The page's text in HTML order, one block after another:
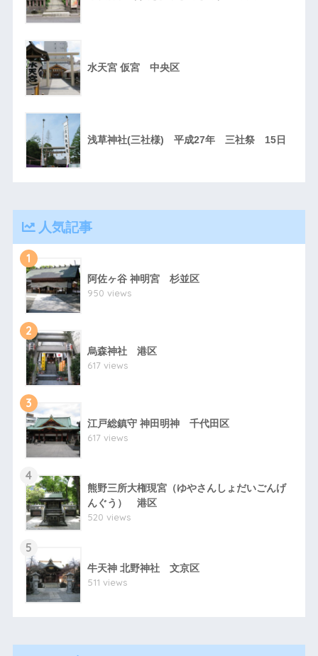
水天宮 仮宮 中央区
浅草神社(三社様) 平成27年 三社祭 15日
人気記事
1
阿佐ヶ谷 神明宮 杉並区
950 views
2
烏森神社 港区
617 views
3
江戸総鎮守 神田明神 千代田区
617 views
4
熊野三所大権現宮（ゆやさんしょだいごんげ
んぐう） 港区
520 views
5
牛天神 北野神社 文京区
511 views